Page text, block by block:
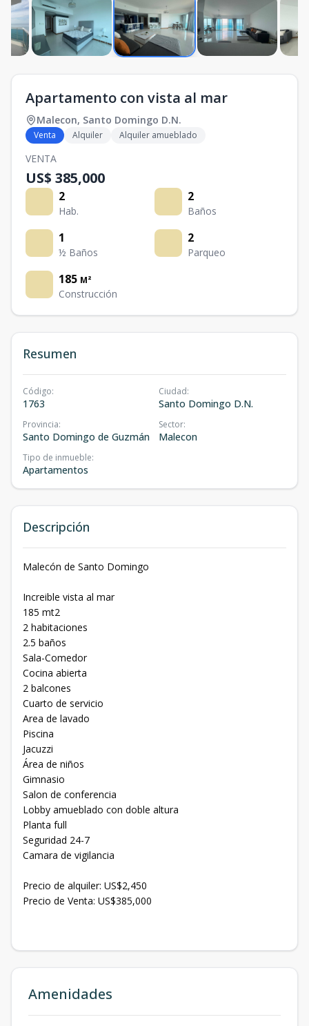
Apartamento con vista al mar
Malecon, Santo Domingo D.N.
Venta Alquiler Alquiler amueblado
VENTA
US$ 385,000
2
Hab.
2
Baños
1
½ Baños
2
Parqueo
185 M²
Construcción
Resumen
Código:
1763
Ciudad:
Santo Domingo D.N.
Provincia:
Santo Domingo de Guzmán
Sector:
Malecon
Tipo de inmueble:
Apartamentos
Descripción
Malecón de Santo Domingo
Increible vista al mar
185 mt2
2 habitaciones
2.5 baños
Sala-Comedor
Cocina abierta
2 balcones
Cuarto de servicio
Area de lavado
Piscina
Jacuzzi
Área de niños
Gimnasio
Salon de conferencia
Lobby amueblado con doble altura
Planta full
Seguridad 24-7
Camara de vigilancia
Precio de alquiler: US$2,450
Precio de Venta: US$385,000
Amenidades